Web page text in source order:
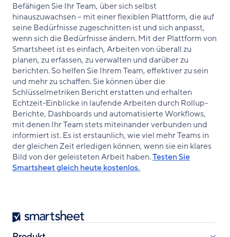
Befähigen Sie Ihr Team, über sich selbst
hinauszuwachsen – mit einer flexiblen Plattform, die auf
seine Bedürfnisse zugeschnitten ist und sich anpasst,
wenn sich die Bedürfnisse ändern. Mit der Plattform von
Smartsheet ist es einfach, Arbeiten von überall zu
planen, zu erfassen, zu verwalten und darüber zu
berichten. So helfen Sie Ihrem Team, effektiver zu sein
und mehr zu schaffen. Sie können über die
Schlüsselmetriken Bericht erstatten und erhalten
Echtzeit-Einblicke in laufende Arbeiten durch Rollup-
Berichte, Dashboards und automatisierte Workflows,
mit denen Ihr Team stets miteinander verbunden und
informiert ist. Es ist erstaunlich, wie viel mehr Teams in
der gleichen Zeit erledigen können, wenn sie ein klares
Bild von der geleisteten Arbeit haben.Testen Sie
Smartsheet gleich heute kostenlos.
Smartsheet